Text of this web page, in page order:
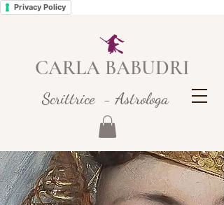
Privacy Policy
CARLA BABUDRI
Scrittrice - Astrologa